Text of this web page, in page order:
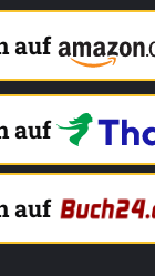
auf
auf
auf